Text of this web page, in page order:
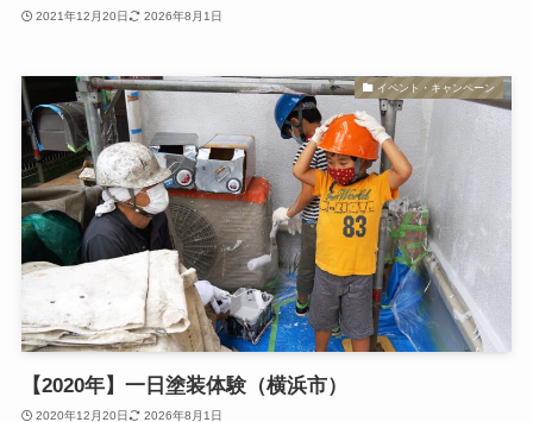
2021年12月20日 2026年8月1日
イベント・キャンペーン
【2020年】一日塗装体験（横浜市）
2020年12月20日 2026年8月1日